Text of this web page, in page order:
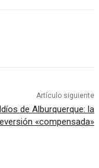
Artículo siguiente
de Alburquerque: la
«compensada»